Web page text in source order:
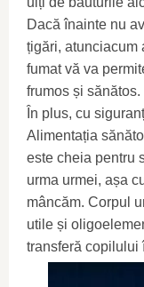
Dacă înainte nu
țigări, atunciacum
fumat vă va
frumos și sănătos.
În plus, cu
Alimentația
este cheia pentru
urma urmei, așa
mâncăm. Corpul
utile și
transferă copilului